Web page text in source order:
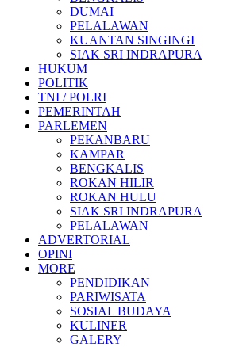
DUMAI
PELALAWAN
KUANTAN SINGINGI
SIAK SRI INDRAPURA
HUKUM
POLITIK
TNI / POLRI
PEMERINTAH
PARLEMEN
PEKANBARU
KAMPAR
BENGKALIS
ROKAN HILIR
ROKAN HULU
SIAK SRI INDRAPURA
PELALAWAN
ADVERTORIAL
OPINI
MORE
PENDIDIKAN
PARIWISATA
SOSIAL BUDAYA
KULINER
GALERY